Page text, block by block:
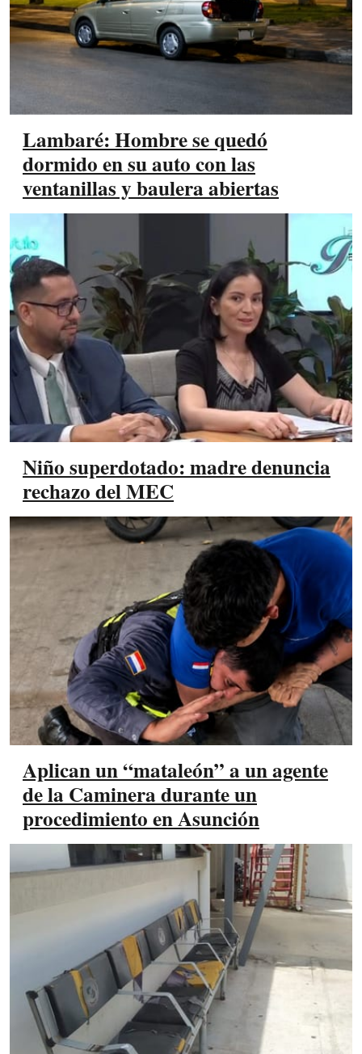
Lambaré: Hombre se quedó
dormido en su auto con las
ventanillas y baulera abiertas
Niño superdotado: madre denuncia
rechazo del MEC
Aplican un “mataleón” a un agente
de la Caminera durante un
procedimiento en Asunción